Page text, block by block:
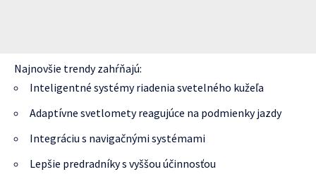
Najnovšie trendy zahŕňajú:
Inteligentné systémy riadenia svetelného kužeľa
Adaptívne svetlomety reagujúce na podmienky jazdy
Integráciu s navigačnými systémami
Lepšie predradníky s vyššou účinnosťou